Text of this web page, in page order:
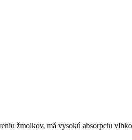
žmolkov, má vysokú absorpciu